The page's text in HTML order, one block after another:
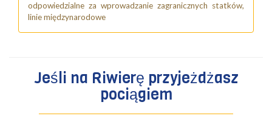
odpowiedzialne za wprowadzanie zagranicznych statków,
linie międzynarodowe
Jeśli na Riwierę przyjeżdżasz
pociągiem